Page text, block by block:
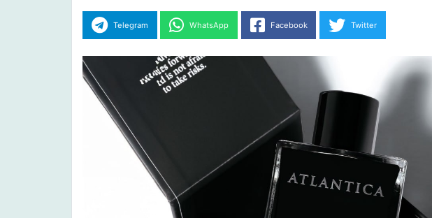
Telegram WhatsApp Facebook Twitter